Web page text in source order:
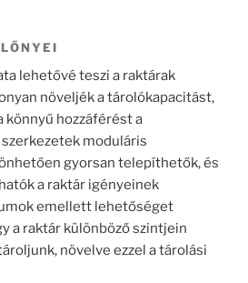
lehetővé teszi a raktárak
növeljék a tárolókapacitást,
könnyű hozzáférést a
moduláris
gyorsan telepíthetők, és
a raktár igényeinek
emellett lehetőséget
a raktár különböző szintjein
növelve ezzel a tárolási